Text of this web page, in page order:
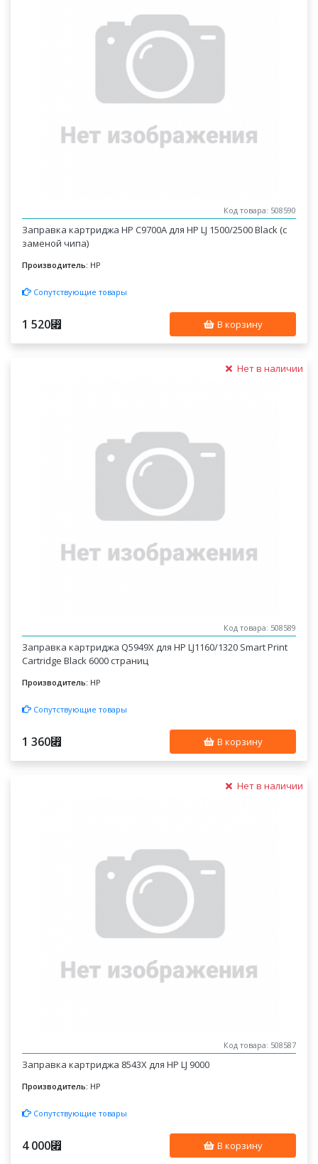
Код товара: 508590
Заправка картриджа HP C9700A для HP LJ 1500/2500 Black (с
заменой чипа)
Производитель: HP
Сопутствующие товары
1 520⃏ В корзину
Нет в наличии
Код товара: 508589
Заправка картриджа Q5949X для HP LJ1160/1320 Smart Print
Cartridge Black 6000 страниц
Производитель: HP
Сопутствующие товары
1 360⃏ В корзину
Нет в наличии
Код товара: 508587
Заправка картриджа 8543X для HP LJ 9000
Производитель: HP
Сопутствующие товары
4 000⃏ В корзину